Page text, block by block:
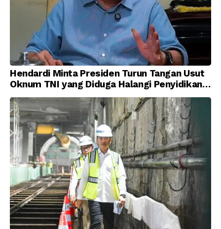
Hendardi Minta Presiden Turun Tangan Usut
Oknum TNI yang Diduga Halangi Penyidikan
Korupsi